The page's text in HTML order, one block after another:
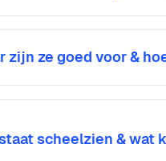
zijn ze goed voor &
scheelzien & wat